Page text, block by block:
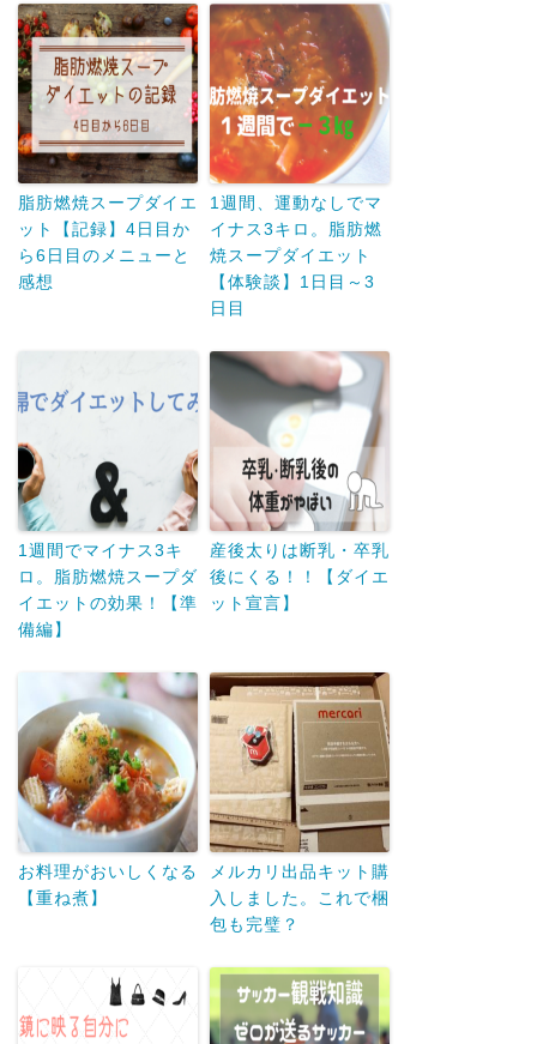
脂肪燃焼スープダイエ
ット【記録】4日目か
ら6日目のメニューと
感想
1週間、運動なしでマ
イナス3キロ。脂肪燃
焼スープダイエット
【体験談】1日目～3
日目
1週間でマイナス3キ
ロ。脂肪燃焼スープダ
イエットの効果！【準
備編】
産後太りは断乳・卒乳
後にくる！！【ダイエ
ット宣言】
お料理がおいしくなる
【重ね煮】
メルカリ出品キット購
入しました。これで梱
包も完璧？